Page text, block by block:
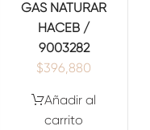
GAS NATURAR
HACEB /
9003282
$396,880
Añadir al
carrito